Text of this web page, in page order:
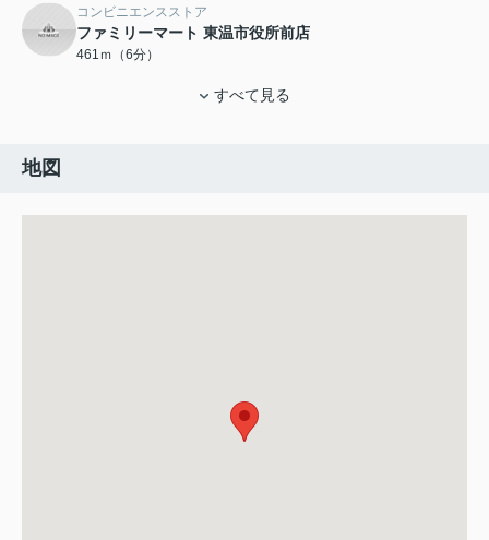
コンビニエンスストア
ファミリーマート 東温市役所前店
461ｍ（6分）
すべて見る
地図